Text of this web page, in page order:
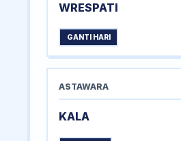
WRESPATI
GANTI HARI
ASTAWARA
KALA